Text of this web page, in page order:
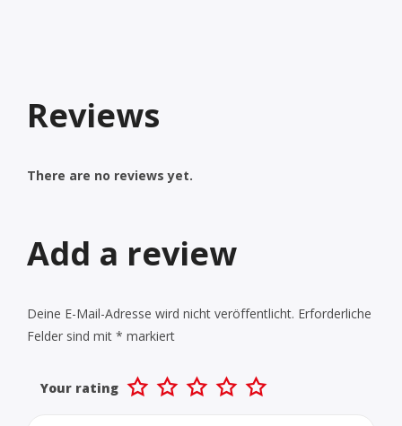
Reviews
There are no reviews yet.
Add a review
Deine E-Mail-Adresse wird nicht veröffentlicht. Erforderliche
Felder sind mit * markiert
Your rating